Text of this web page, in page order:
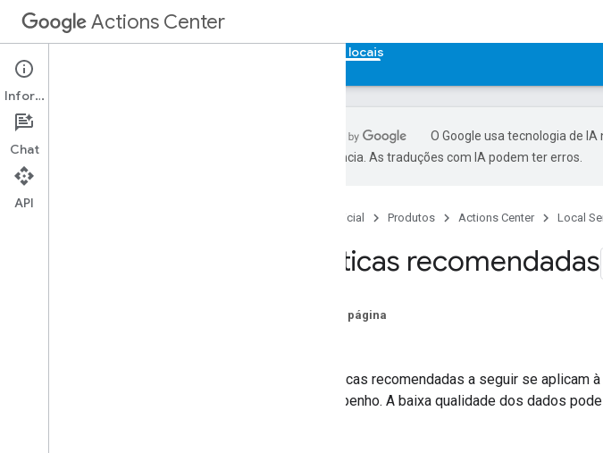
Actions Center
Redirecionamento de serviços locais
Informações gerais e qualificação
Políticas
O Google usa tecnologia de
preferência. As traduções com IA podem ter erros.
Página inicial Produtos Actions Center Local
Práticas recomendadas
Nesta página
As práticas recomendadas a seguir se
desempenho. A baixa qualidade dos dados
Informações
Chat
API